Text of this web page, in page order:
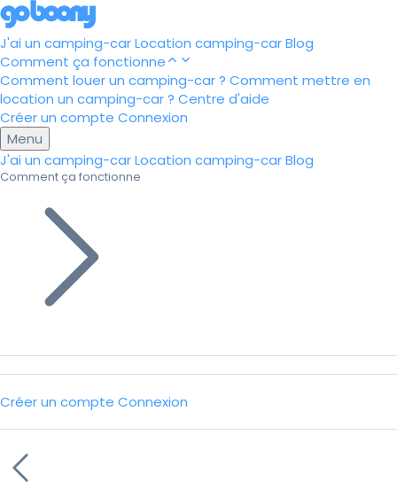
J'ai un camping-carLocation camping-carBlog
Comment ça fonctionne
Comment louer un camping-car ? Comment mettre en
location un camping-car ? Centre d'aide
Créer un compte Connexion
Menu
J'ai un camping-carLocation camping-carBlog
Comment ça fonctionne
Créer un compte Connexion